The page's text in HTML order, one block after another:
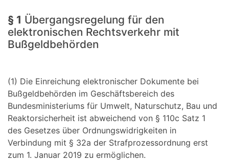
§ 1 Übergangsregelung für den
elektronischen Rechtsverkehr mit
Bußgeldbehörden
(1) Die Einreichung elektronischer Dokumente bei
Bußgeldbehörden im Geschäftsbereich des
Bundesministeriums für Umwelt, Naturschutz, Bau und
Reaktorsicherheit ist abweichend von § 110c Satz 1
des Gesetzes über Ordnungswidrigkeiten in
Verbindung mit § 32a der Strafprozessordnung erst
zum 1. Januar 2019 zu ermöglichen.